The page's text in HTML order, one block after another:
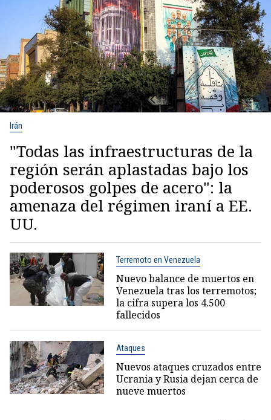
Irán
"Todas las infraestructuras de la
región serán aplastadas bajo los
poderosos golpes de acero": la
amenaza del régimen iraní a EE.
UU.
Terremoto en Venezuela
Nuevo balance de muertos en
Venezuela tras los terremotos;
la cifra supera los 4.500
fallecidos
Ataques
Nuevos ataques cruzados entre
Ucrania y Rusia dejan cerca de
nueve muertos